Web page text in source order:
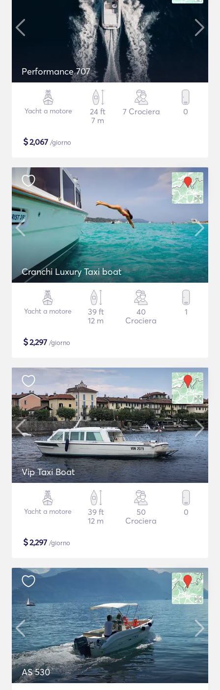
Performance 707
Yacht a motore
24 ft
7 m
7 Crociera 0
$2,067 /giorno
Cranchi Luxury Taxi boat
Yacht a motore
39 ft
12 m
40
Crociera
1
$2,297 /giorno
Vip Taxi Boat
Yacht a motore
39 ft
12 m
50
Crociera
0
$2,297 /giorno
AS 530